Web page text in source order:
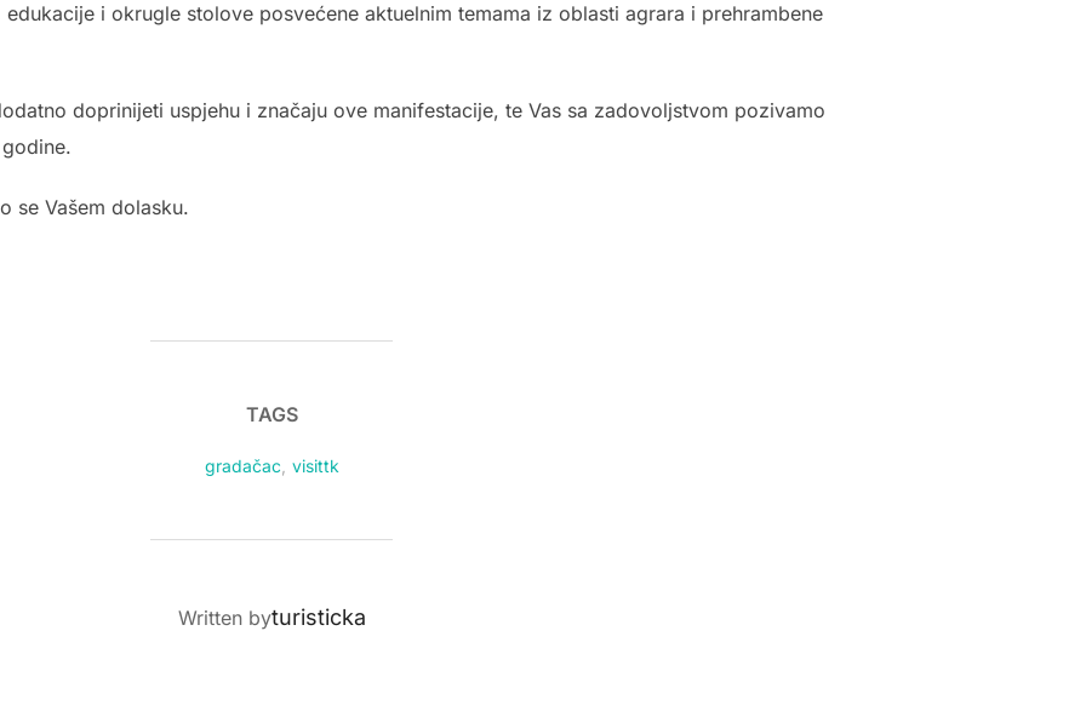
i okrugle stolove posvećene aktuelnim temama iz oblasti agrara i prehrambene
doprinijeti uspjehu i značaju ove manifestacije, te Vas sa zadovoljstvom pozivamo
se Vašem dolasku.
TAGS
gradačac, visittk
POST AUTHOR
Written byturisticka